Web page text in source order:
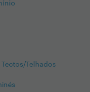
Tectos/Telhados